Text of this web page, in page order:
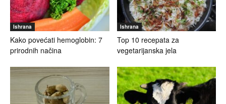
Ishrana
Kako povećati hemoglobin: 7
prirodnih načina
Ishrana
Top 10 recepata za
vegetarijanska jela